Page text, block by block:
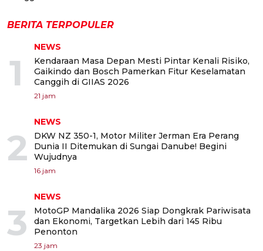
BERITA TERPOPULER
1
NEWS
Kendaraan Masa Depan Mesti Pintar Kenali Risiko,
Gaikindo dan Bosch Pamerkan Fitur Keselamatan
Canggih di GIIAS 2026
21 jam
2
NEWS
DKW NZ 350-1, Motor Militer Jerman Era Perang
Dunia II Ditemukan di Sungai Danube! Begini
Wujudnya
16 jam
3
NEWS
MotoGP Mandalika 2026 Siap Dongkrak Pariwisata
dan Ekonomi, Targetkan Lebih dari 145 Ribu
Penonton
23 jam